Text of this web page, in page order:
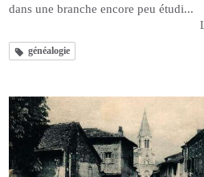
dans une branche encore peu étudi...
généalogie